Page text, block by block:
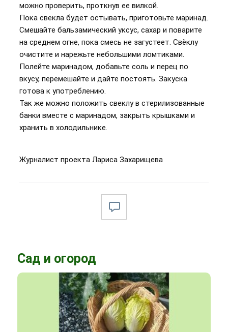
можно проверить, проткнув ее вилкой.
Пока свекла будет остывать, приготовьте маринад.
Смешайте бальзамический уксус, сахар и поварите
на среднем огне, пока смесь не загустеет. Свёклу
очистите и нарежьте небольшими ломтиками.
Полейте маринадом, добавьте соль и перец по
вкусу, перемешайте и дайте постоять. Закуска
готова к употреблению.
Так же можно положить свеклу в стерилизованные
банки вместе с маринадом, закрыть крышками и
хранить в холодильнике.
Журналист проекта Лариса Захарищева
Сад и огород